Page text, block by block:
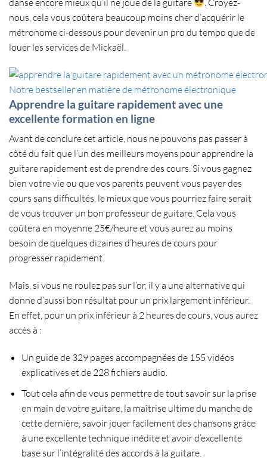
nous, cela vous coûtera beaucoup moins cher d’acquérir le
métronome ci-dessous pourdevenir un pro du tempo que de
louer les services de Mickaël.
Notre bestseller en matière de métronome électronique
Apprendre la guitare rapidement avec une
excellente formation en ligne
Avant de conclure cet article, nous ne pouvons pas passer à
côté du fait que l’un des meilleurs moyens pour apprendre la
guitare rapidement est de prendre des cours. Si vous gagnez
bien votre vie ou que vos parents peuvent vous payer des
cours sans difficultés, le mieux que vous pourriez faire serait
de vous trouver un bon professeur de guitare. Cela vous
coûtera en moyenne 25€/heure et vous aurez au moins
besoin de quelques dizaines d’heures de cours pour
progresser rapidement.
Mais, si vous ne roulez pas sur l’or, il y a une alternative qui
donne d’aussi bon résultat pour un prix largement inférieur.
En effet, pour un prix inférieur à 2 heures de cours, vous aurez
accès à :
Un guide de 329 pages accompagnées de 155 vidéos
explicatives et de 228 fichiers audio.
Tout cela afin de vous permettre de tout savoir sur la prise
en main de votre guitare, la maîtrise ultime du manchede
cette dernière, savoir jouer facilement des chansons grâce
à une excellente technique inédite et avoir d’excellente
base sur l’intégralité des accords à la guitare.